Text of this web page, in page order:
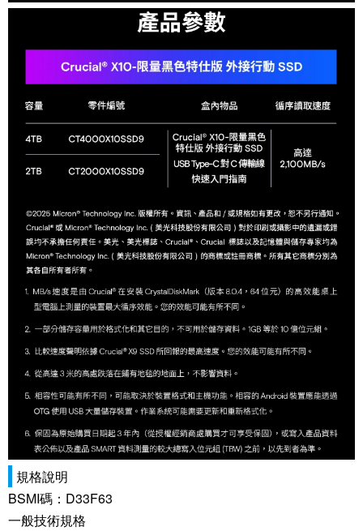
規格說明
BSMI碼：D33F63
一般技術規格